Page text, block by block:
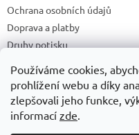
Používáme cookies,
prohlížení webu a díky
zlepšovali jeho funkce,
informací zde.
Ochrana osobních údajů
Doprava a platby
Druhy potisku
Recyklační příspěvky a